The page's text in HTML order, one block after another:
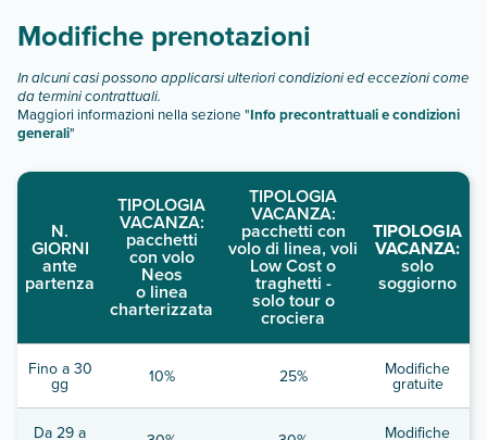
Modifiche prenotazioni
In alcuni casi possono applicarsi ulteriori condizioni ed eccezioni come
da termini contrattuali.
Maggiori informazioni nella sezione "Info precontrattuali e condizioni
generali"
N.
GIORNI
ante
partenza
TIPOLOGIA
VACANZA:
pacchetti
con volo
Neos
o linea
charterizzata
TIPOLOGIA
VACANZA:
pacchetti con
volo di linea, voli
Low Cost o
traghetti -
solo tour o
crociera
TIPOLOGIA
VACANZA:
solo
soggiorno
Fino a 30
gg 10% 25% Modifiche
gratuite
Da 29 a Modifiche